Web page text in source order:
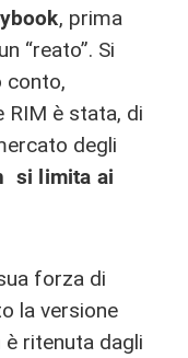
, prima
“reato”. Si
conto,
è stata, di
degli
si limita ai
forza di
la versione
è ritenuta dagli